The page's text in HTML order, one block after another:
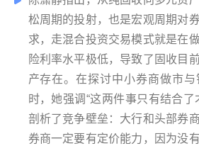
松周期的投射，也是宏观周期对
求，走混合投资交易模式就是在
险利率水平极低，导致了固收目
产存在。在探讨中小券商做市
时，她强调“这两件事只有结合了
剖析了竞争壁垒：大行和头部券
券商一定要有定价能力，因为没